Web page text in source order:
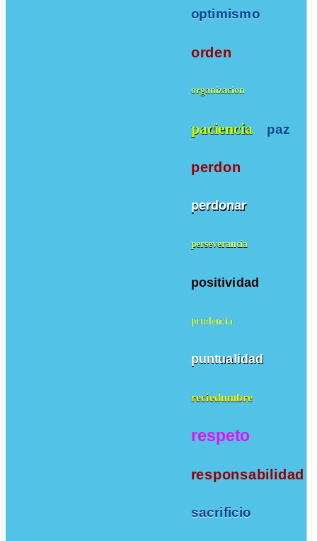
optimismo
orden
organizacion
paciencia paz
perdon
perdonar
perseverancia
positividad
prudencia
puntualidad
reciedumbre
respeto
responsabilidad
sacrificio